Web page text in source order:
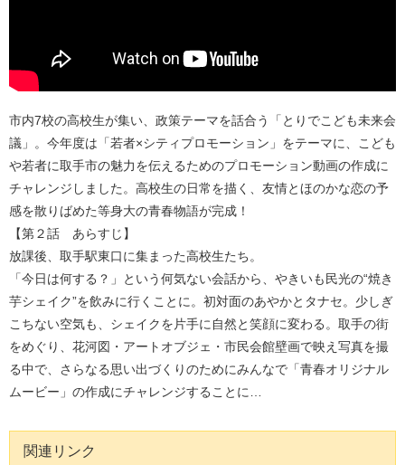
市内7校の高校生が集い、政策テーマを話合う「とりでこども未来会
議」。今年度は「若者×シティプロモーション」をテーマに、こども
や若者に取手市の魅力を伝えるためのプロモーション動画の作成に
チャレンジしました。高校生の日常を描く、友情とほのかな恋の予
感を散りばめた等身大の青春物語が完成！
【第２話 あらすじ】
放課後、取手駅東口に集まった高校生たち。
「今日は何する？」という何気ない会話から、やきいも民光の“焼き
芋シェイク”を飲みに行くことに。初対面のあやかとタナセ。少しぎ
こちない空気も、シェイクを片手に自然と笑顔に変わる。取手の街
をめぐり、花河図・アートオブジェ・市民会館壁画で映え写真を撮
る中で、さらなる思い出づくりのためにみんなで「青春オリジナル
ムービー」の作成にチャレンジすることに…
関連リンク